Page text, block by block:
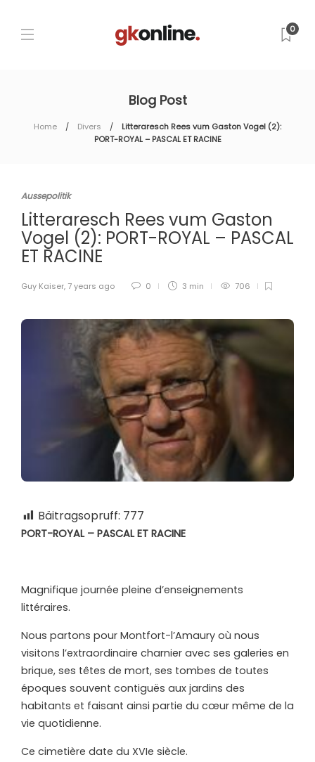
0
Blog Post
Home Divers
Litteraresch Rees vum Gaston Vogel (2):
PORT-ROYAL – PASCAL ET RACINE
Aussepolitik
Litteraresch Rees vum Gaston
Vogel (2): PORT-ROYAL – PASCAL
ET RACINE
Guy Kaiser, 7 years ago 0 3 min 706
Bäitragsopruff: 777
PORT-ROYAL – PASCAL ET RACINE
Magnifique journée pleine d’enseignements
littéraires.
Nous partons pour Montfort-l’Amaury où nous
visitons l’extraordinaire charnier avec ses galeries en
brique, ses têtes de mort, ses tombes de toutes
époques souvent contiguës aux jardins des
habitants et faisant ainsi partie du cœur même de la
vie quotidienne.
Ce cimetière date du XVIe siècle.